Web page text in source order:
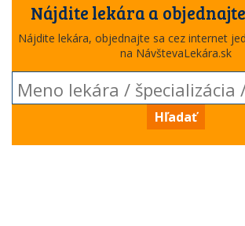
Nájdite lekára a
Nájdite lekára, objednajte sa cez internet
na NávštevaLekára.sk
Hľadať